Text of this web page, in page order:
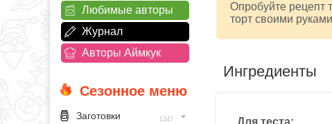
Любимые авторы
Журнал
Авторы Аймкук
Сезонное меню
Заготовки 1347
Опробуйте рецепт
торт своими
Ингредиенты
Для теста: